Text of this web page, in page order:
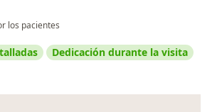
los pacientes
Dedicación durante la visita